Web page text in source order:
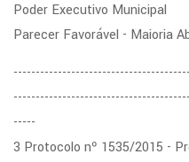
Poder Executivo Municipal
Parecer Favorável - Maioria
-----
3 Protocolo nº 1535/2015 -